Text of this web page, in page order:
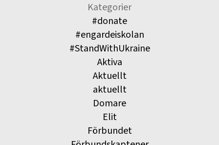
Kategorier
#donate
#engardeiskolan
#StandWithUkraine
Aktiva
Aktuellt
aktuellt
Domare
Elit
Förbundet